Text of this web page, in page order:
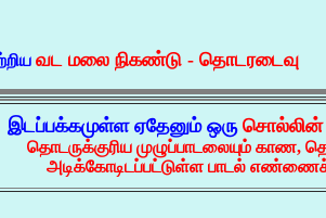
வட மலை நிகண்டு - தொடரடைவு
இடப்பக்கமுள்ள ஏதேனும் ஒரு
தொடருக்குரிய முழுப்பாடலையும் காண,
அடிக்கோடிடப்பட்டுள்ள பாடல்